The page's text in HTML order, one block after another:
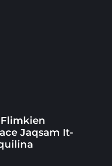
Jaqsam It-